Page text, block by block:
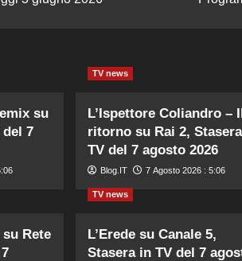
su
del 7
TV news
L’Ispettore Coliandro –
ritorno su Rai 2,
TV del 7 agosto 2026
Blog.IT 7 Agosto 2026 : 5:06
su Rete
TV news
L’Erede su Canale 5,
Stasera in TV del 7